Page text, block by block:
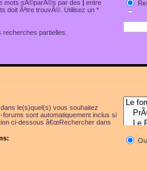
mots sÃ©parÃ©s par des| entre
doit Ãªtre trouvÃ©. Utilisez un *
partielles.
le(s)quel(s) vous souhaitez
sont automatiquement inclus si
ci-dessous â€œRechercher dans